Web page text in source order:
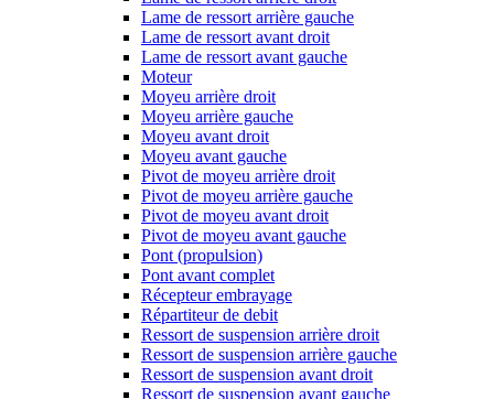
Lame de ressort arrière gauche
Lame de ressort avant droit
Lame de ressort avant gauche
Moteur
Moyeu arrière droit
Moyeu arrière gauche
Moyeu avant droit
Moyeu avant gauche
Pivot de moyeu arrière droit
Pivot de moyeu arrière gauche
Pivot de moyeu avant droit
Pivot de moyeu avant gauche
Pont (propulsion)
Pont avant complet
Récepteur embrayage
Répartiteur de debit
Ressort de suspension arrière droit
Ressort de suspension arrière gauche
Ressort de suspension avant droit
Ressort de suspension avant gauche